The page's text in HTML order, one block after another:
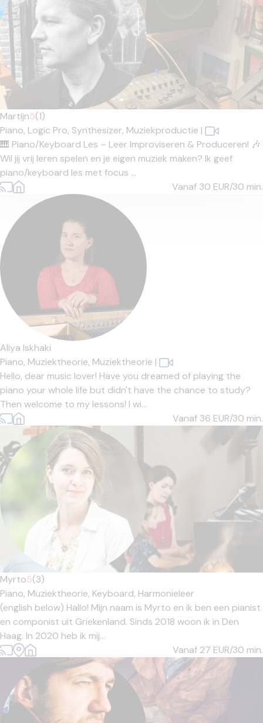
Martijn5(1)
Piano, Logic Pro, Synthesizer, Muziekproductie |
🎹 Piano/Keyboard Les – Leer Improviseren & Produceren! 🎶
Wil jij vrij leren spelen en je eigen muziek maken? Ik geef
piano/keyboard les met focus ...
Vanaf 30 EUR/30 min.
Aliya Iskhaki
Piano, Muziektheorie, Muziektheorie |
Hello, dear music lover! Have you dreamed of playing the
piano your whole life but didn't have the chance to study?
Then welcome to my lessons! I wi...
Vanaf 36 EUR/30 min.
Myrto5(3)
Piano, Muziektheorie, Keyboard, Harmonieleer
(english below) Hallo! Mijn naam is Myrto en ik ben een pianist
en componist uit Griekenland. Sinds 2018 woon ik in Den
Haag. In 2020 heb ik mij...
Vanaf 27 EUR/30 min.